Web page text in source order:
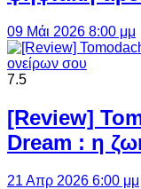
09 Μάι 2026 8:00 μμ
7.5
[Review]
Dream : η
21 Απρ 2026 6:00 μμ